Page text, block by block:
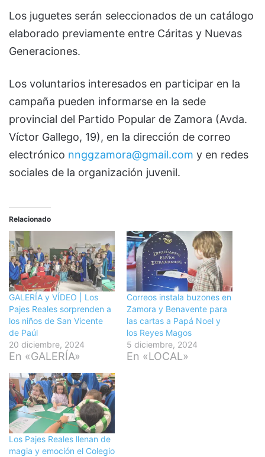
Los juguetes serán seleccionados de un catálogo
elaborado previamente entre Cáritas y Nuevas
Generaciones.
Los voluntarios interesados en participar en la
campaña pueden informarse en la sede
provincial del Partido Popular de Zamora (Avda.
Víctor Gallego, 19), en la dirección de correo
electrónico nnggzamora@gmail.com y en redes
sociales de la organización juvenil.
Relacionado
GALERÍA y VÍDEO | Los
Pajes Reales sorprenden a
los niños de San Vicente
de Paúl
20 diciembre, 2024
En «GALERÍA»
Correos instala buzones en
Zamora y Benavente para
las cartas a Papá Noel y
los Reyes Magos
5 diciembre, 2024
En «LOCAL»
Los Pajes Reales llenan de
magia y emoción el Colegio